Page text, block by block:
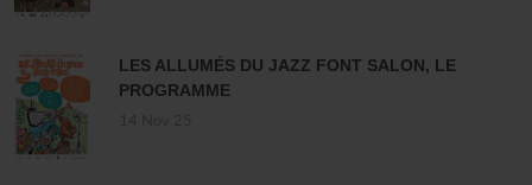
LES ALLUMÉS DU JAZZ FONT SALON, LE
PROGRAMME